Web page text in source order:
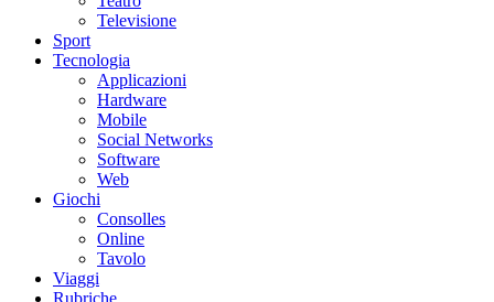
Televisione
Sport
Tecnologia
Applicazioni
Hardware
Mobile
Social Networks
Software
Web
Giochi
Consolles
Online
Tavolo
Viaggi
Rubriche